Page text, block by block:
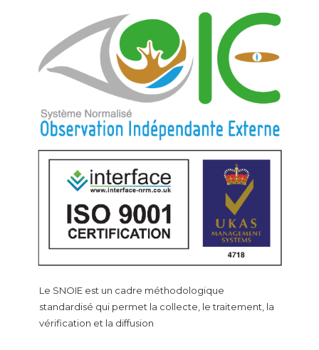
Le SNOIE est un cadre méthodologique
standardisé qui permet la collecte, le traitement, la
vérification et la diffusion